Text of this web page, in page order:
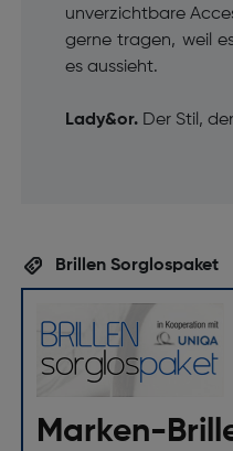
unverzichtbare
gerne tragen, weil
es aussieht.
Lady&or.Der Stil,
Brillen Sorglospaket
Marken-